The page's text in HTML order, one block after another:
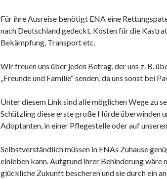
Für ihre Ausreise benötigt ENA eine
nach Deutschland gedeckt. Kosten für die
Bekämpfung, Transport etc.
Wir freuen uns über jeden Betrag, der uns z. B.
„Freunde und Familie“ senden, da uns sonst bei
Unter diesem Link sind alle möglichen Wege zu
Schützling diese erste große Hürde überwinden
Adoptanten, in einer Pflegestelle oder auf
Selbstverständlich müssen in ENAs Zuhause
einleben kann. Aufgrund ihrer Behinderung wäre
glückliche Zukunft bescheren und sie durch ein